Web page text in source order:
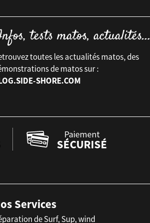
toutes les actualités matos, des
de matos sur :
SHORE.COM
Paiement
SÉCURISÉ
Services
de Surf, Sup, wind